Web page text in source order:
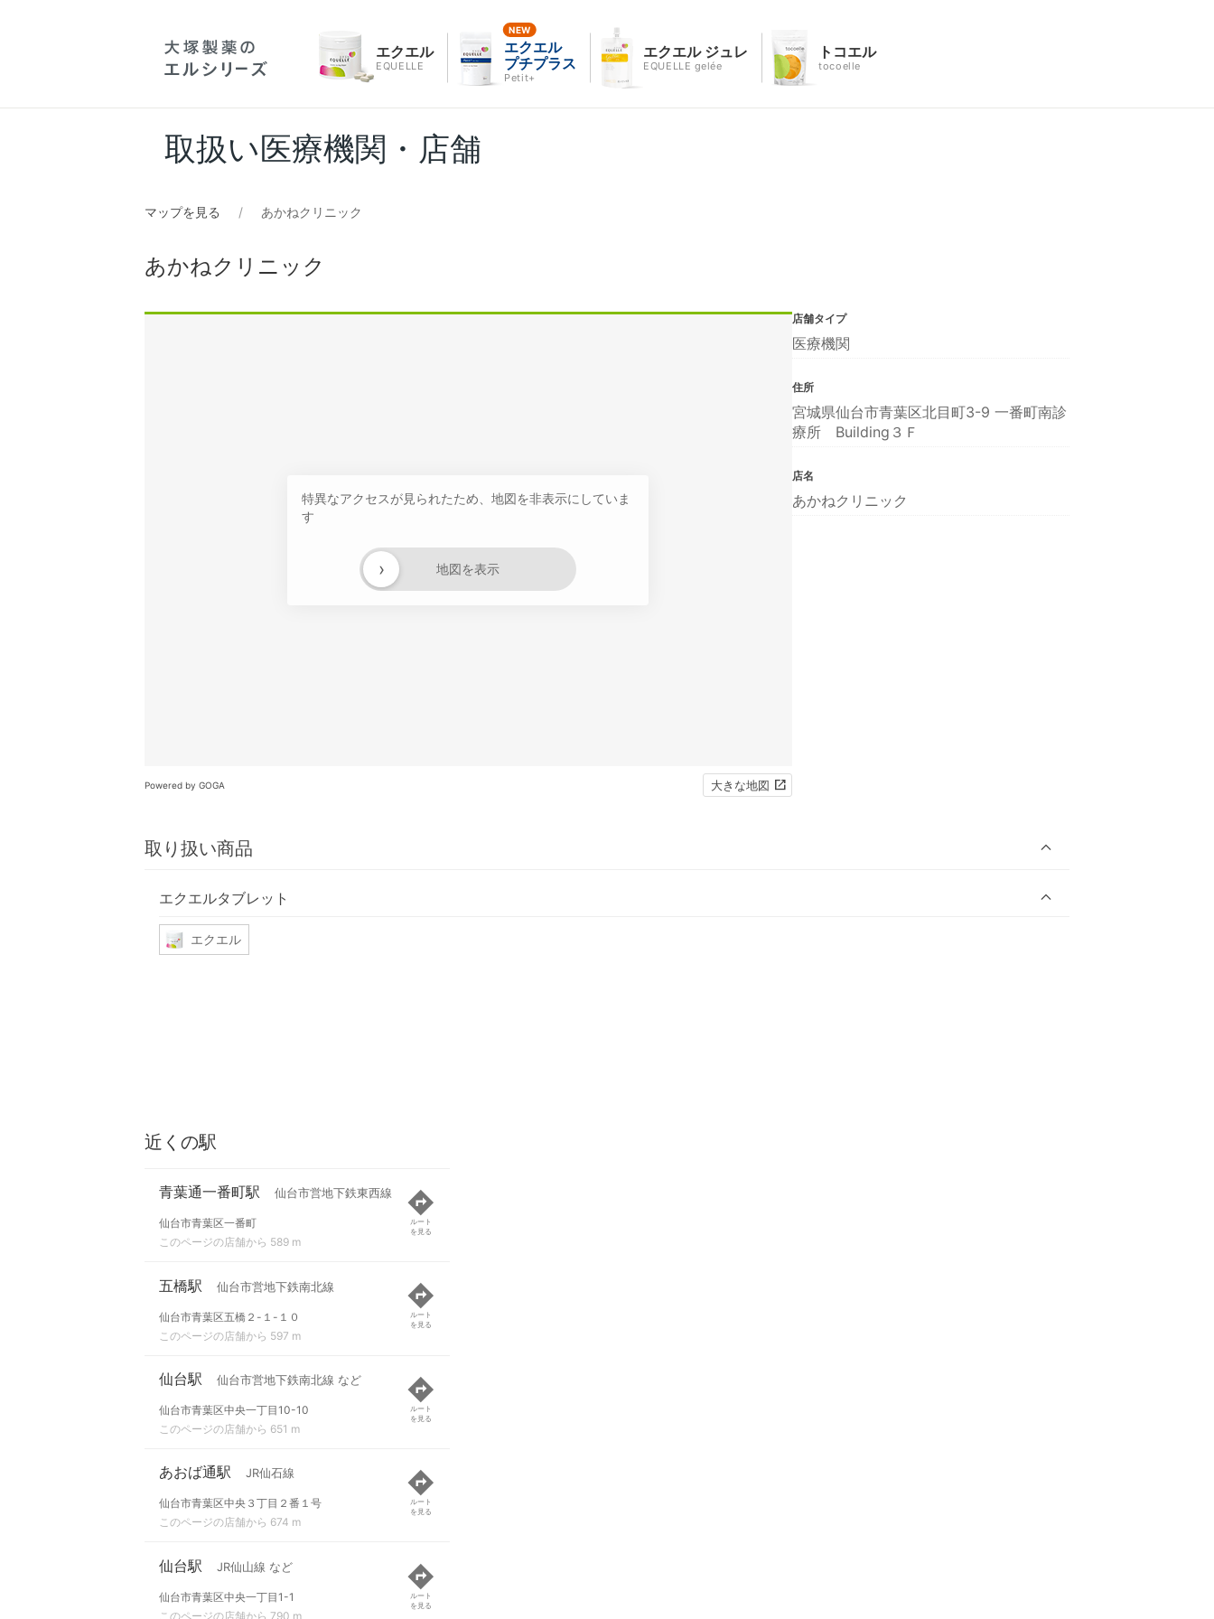
エクエル
EQUELLE
エクエル
プチプラス
Petit+
エクエル ジュレ
EQUELLE gelée
トコエル
tocoelle
取扱い医療機関・店舗
マップを見る あかねクリニック
あかねクリニック
特異なアクセスが見られたため、地図を非表示にしていま
す
地図を表示
›
Powered by GOGA 大きな地図
取り扱い商品
エクエルタブレット
エクエル
店舗タイプ
医療機関
住所
宮城県仙台市青葉区北目町3-9 一番町南診
療所 Building３Ｆ
店名
あかねクリニック
近くの駅
青葉通一番町駅 仙台市営地下鉄東西線
仙台市青葉区一番町
このページの店舗から 589 m
ルート
を見る
五橋駅 仙台市営地下鉄南北線
仙台市青葉区五橋２-１-１０
このページの店舗から 597 m
ルート
を見る
仙台駅 仙台市営地下鉄南北線 など
仙台市青葉区中央一丁目10-10
このページの店舗から 651 m
ルート
を見る
あおば通駅 JR仙石線
仙台市青葉区中央３丁目２番１号
このページの店舗から 674 m
ルート
を見る
仙台駅 JR仙山線 など
仙台市青葉区中央一丁目1-1
このページの店舗から 790 m
ルート
を見る